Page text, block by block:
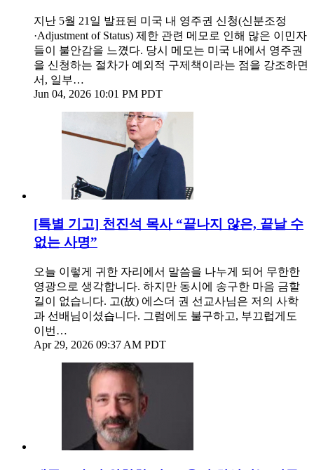
지난 5월 21일 발표된 미국 내 영주권 신청(신분조정
·Adjustment of Status) 제한 관련 메모로 인해 많은 이민자
들이 불안감을 느꼈다. 당시 메모는 미국 내에서 영주권
을 신청하는 절차가 예외적 구제책이라는 점을 강조하면
서, 일부…
Jun 04, 2026 10:01 PM PDT
[특별 기고] 천진석 목사 “끝나지 않은, 끝날 수
없는 사명”
오늘 이렇게 귀한 자리에서 말씀을 나누게 되어 무한한
영광으로 생각합니다. 하지만 동시에 송구한 마음 금할
길이 없습니다. 고(故) 에스더 권 선교사님은 저의 사학
과 선배님이셨습니다. 그럼에도 불구하고, 부끄럽게도
이번…
Apr 29, 2026 09:37 AM PDT